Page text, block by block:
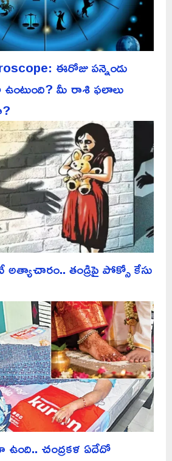
ఈరోజు పన్నెండు
ఉంటుంది? మీ రాశి ఫలాలు
అత్యాచారం.. తండ్రిపై పోక్సో కేసు
చంద్రకళ ఏదేదో